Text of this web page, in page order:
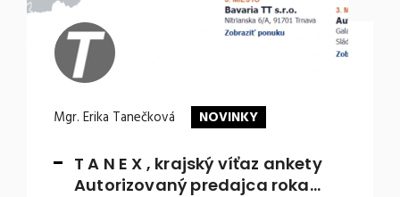
Mgr. Erika Tanečková NOVINKY
T A N E X , krajský víťaz ankety
Autorizovaný predajca roka…